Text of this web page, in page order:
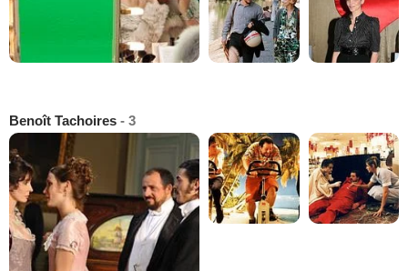
Benoît Tachoires - 3